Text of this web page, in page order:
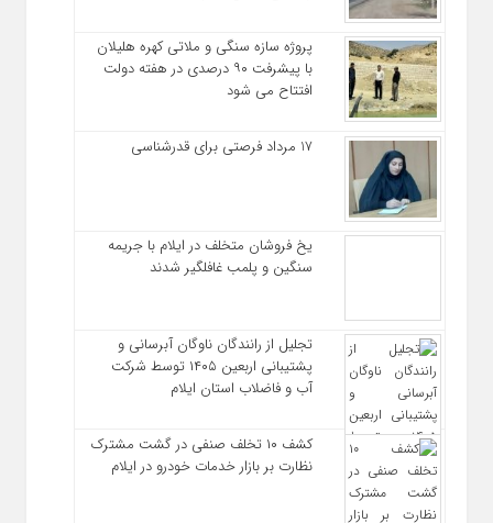
پروژه سازه سنگی و ملاتی کهره هلیلان
با پیشرفت ۹۰ درصدی در هفته دولت
افتتاح می شود
17 مرداد فرصتی برای قدرشناسی
یخ‌ فروشان متخلف در ایلام با جریمه
سنگین و پلمب غافلگیر شدند
تجلیل از رانندگان ناوگان آبرسانی و
پشتیبانی اربعین ۱۴۰۵ توسط شرکت
آب و فاضلاب استان ایلام
کشف ۱۰ تخلف صنفی در گشت مشترک
نظارت بر بازار خدمات خودرو در ایلام